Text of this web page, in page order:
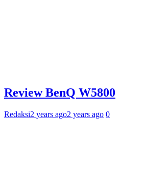
Review BenQ W5800
Redaksi2 years ago2 years ago 0